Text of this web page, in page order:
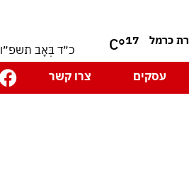
17
°C כ״ד בְּאָב תשפ״ו
עסקים צרו קשר